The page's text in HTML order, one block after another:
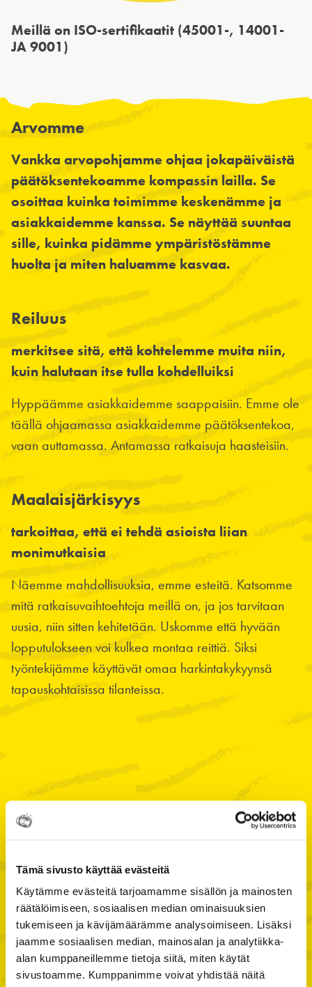
Tämä sivusto käyttää evästeitä
Käytämme evästeitä tarjoamamme sisällön ja mainosten
räätälöimiseen, sosiaalisen median ominaisuuksien
tukemiseen ja kävijämäärämme analysoimiseen. Lisäksi
jaamme sosiaalisen median, mainosalan ja analytiikka-
alan kumppaneillemme tietoja siitä, miten käytät
sivustoamme. Kumppanimme voivat yhdistää näitä
Meillä on ISO-sertifikaatit (45001-, 14001-
JA 9001)
Arvomme
Vankka arvopohjamme ohjaa jokapäiväistä
päätöksentekoamme kompassin lailla. Se
osoittaa kuinka toimimme keskenämme ja
asiakkaidemme kanssa. Se näyttää suuntaa
sille, kuinka pidämme ympäristöstämme
huolta ja miten haluamme kasvaa.
Reiluus
merkitsee sitä, että kohtelemme muita niin,
kuin halutaan itse tulla kohdelluiksi
Hyppäämme asiakkaidemme saappaisiin. Emme ole
täällä ohjaamassa asiakkaidemme päätöksentekoa,
vaan auttamassa. Antamassa ratkaisuja haasteisiin.
Maalaisjärkisyys
tarkoittaa, että ei tehdä asioista liian
monimutkaisia
Näemme mahdollisuuksia, emme esteitä. Katsomme
mitä ratkaisuvaihtoehtoja meillä on, ja jos tarvitaan
uusia, niin sitten kehitetään. Uskomme että hyvään
lopputulokseen voi kulkea montaa reittiä. Siksi
työntekijämme käyttävät omaa harkintakykyynsä
tapauskohtaisissa tilanteissa.
tarkoittaa, että tehdään niin kuin ollaan
sovittu
Teemme asiat logiikkaan perustuen, emme hihasta
vetämällä. Luomme pohjan asiakkaidemme
luottamukselle olemalla avoimia ja toimimalla